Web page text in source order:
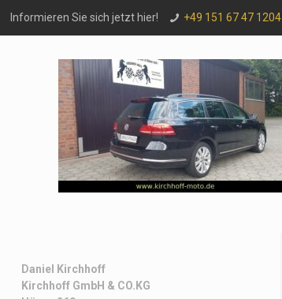
Informieren Sie sich jetzt hier! +49 151 67 47 1204
Daniel Kirchhoff
Kirchhoff GmbH & CO.KG